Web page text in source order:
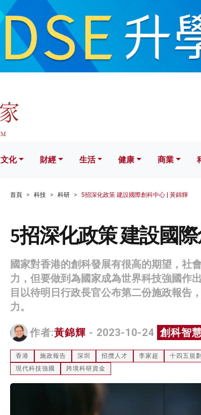
財經 生活 健康
文化 財經 生活 健康 商業
首頁 科技 科研 5招深化政策 建設國際創科中心 | 黃錦輝
5招深化政策 建設國
國家對香港的創科發展有很高的期望，社
力，但要做到為國家成為世界科技強國作
目以待明日行政長官公布第二份施政報告
力。
作者:黃錦輝 - 2023-10-24 創科智
香港 施政報告 深圳 招攬人才 李家超 十四五規劃
現代科技強國
跨境科研資金